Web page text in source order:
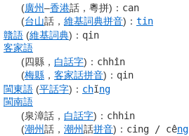
(廣州–香港話，粵拼) ： can
(台山話， 維基詞典拼音) ： tin
贛語 (維基詞典) ： qin
客家語
(四縣， 白話字) ： chhîn
(梅縣 ， 客家話拼音) ： qin
閩東語 (平話字) ： chĭng
閩南語
(泉漳話， 白話字) ： chhin
(潮州話， 潮州話拼音) ： cing / cêng